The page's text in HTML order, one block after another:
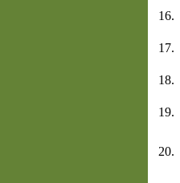
16.
17.
18.
19.
20.